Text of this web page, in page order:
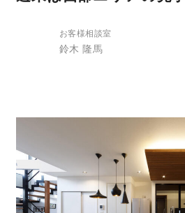
営業時間／10:00～20:00
タップで電話を
お客様相談室
鈴木 隆馬